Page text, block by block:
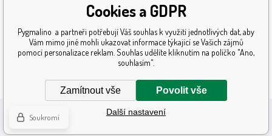
Získaná ocenění
Katalog hraček
Mapa stránek
Cookies a GDPR
Pygmalino a partneři potřebují Váš souhlas k využití jednotlivých dat, aby
Vám mimo jiné mohli ukazovat informace týkající se Vašich zájmů
pomocí personalizace reklam. Souhlas udělíte kliknutím na políčko "Ano,
souhlasím".
Zamítnout vše Povolit vše
Další nastavení
Soukromí